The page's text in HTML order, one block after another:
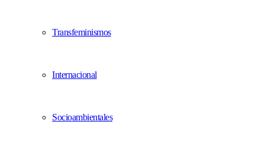
Transfeminismos
Internacional
Socioambientales